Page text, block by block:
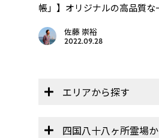
帳」】オリジナルの高品質な
佐藤 崇裕
2022.09.28
エリアから探す
四国八十八ヶ所霊場